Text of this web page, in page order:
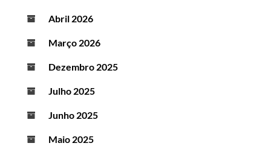
Abril 2026
Março 2026
Dezembro 2025
Julho 2025
Junho 2025
Maio 2025